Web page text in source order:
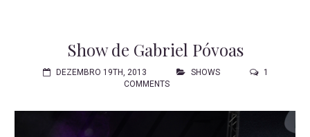
Show de Gabriel Póvoas
DEZEMBRO 19TH, 2013 SHOWS
1
COMMENTS